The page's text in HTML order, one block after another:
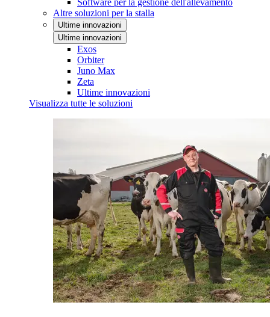
Software per la gestione dell'allevamento
Altre soluzioni per la stalla
Ultime innovazioni
Ultime innovazioni
Exos
Orbiter
Juno Max
Zeta
Ultime innovazioni
Visualizza tutte le soluzioni